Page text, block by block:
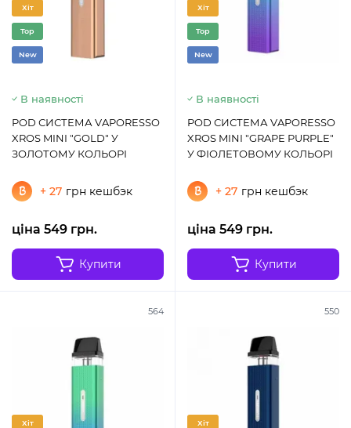
Хіт
Top
New
В наявності
POD СИСТЕМА VAPORESSO
XROS MINI "GOLD" У
ЗОЛОТОМУ КОЛЬОРІ
+ 27 грн кешбэк
ціна 549 грн.
Купити
Хіт
Top
New
В наявності
POD СИСТЕМА VAPORESSO
XROS MINI "GRAPE PURPLE"
У ФІОЛЕТОВОМУ КОЛЬОРІ
+ 27 грн кешбэк
ціна 549 грн.
Купити
564
Хіт
550
Хіт